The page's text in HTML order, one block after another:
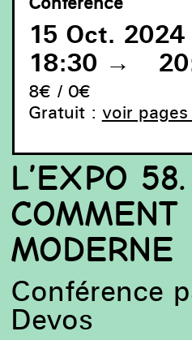
Universal Exhibition,
Wereldtentoonstelling,
Hoogte.
15 Oct. 2024
18:30 →
8€ / 0€
Gratuit : voir
L’EXPO 58.
COMMENT
MODERNE
Conférence
Devos